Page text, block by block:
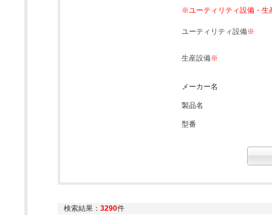
※ユーティリティ設備・生
ユーティリティ設備※
生産設備※
メーカー名
製品名
型番
検索結果： 3290件